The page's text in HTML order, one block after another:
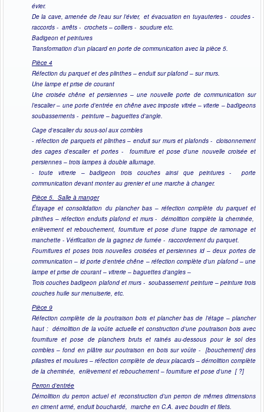
évier.
De la cave, amenée de l’eau sur l’évier, et évacuation en tuyauteries - coudes -
raccords - arrêts - crochets – colliers - soudure etc.
Badigeon et peintures
Transformation d’un placard en porte de communication avec la pièce 5.
Pièce 4
Réfection du parquet et des plinthes – enduit sur plafond – sur murs.
Une lampe et prise de courant
Une croisée chêne et persiennes – une nouvelle porte de communication sur
l’escalier – une porte d’entrée en chêne avec imposte vitrée – viterie – badigeons
soubassements - peinture – baguettes d’angle.
Cage d’escalier du sous-sol aux combles
- réfection de parquets et plinthes – enduit sur murs et plafonds - cloisonnement
des cages d’escalier et portes - fourniture et pose d’une nouvelle croisée et
persiennes – trois lampes à double allumage.
- toute vitrerie – badigeon trois couches ainsi que peintures - porte
communication devant monter au grenier et une marche à changer.
Pièce 5. Salle à manger
Étayage et consolidation du plancher bas – réfection complète du parquet et
plinthes – réfection enduits plafond et murs - démolition complète la cheminée,
enlèvement et rebouchement, fourniture et pose d’une trappe de ramonage et
manchette - Vérification de la gagnez de fumée - raccordement du parquet.
Fournitures et poses trois nouvelles croisées et persiennes id – deux portes de
communication – id porte d’entrée chêne – réfection complète d’un plafond – une
lampe et prise de courant – vitrerie – baguettes d’angles –
Trois couches badigeon plafond et murs - soubassement peinture – peinture trois
couches huile sur menuiserie, etc.
Pièce 9
Réfection complète de la poutraison bois et plancher bas de l’étage – plancher
haut : démolition de la voûte actuelle et construction d’une poutraison bois avec
fourniture et pose de planchers bruts et rainés au-dessous pour le sol des
combles – fond en plâtre sur poutraison en bois sur voûte - [bouchement] des
pilastres et moulures – réfection complète de deux placards – démolition complète
de la cheminée, enlèvement et rebouchement – fourniture et pose d’une [ ?]
Perron d’entrée
Démolition du perron actuel et reconstruction d’un perron de mêmes dimensions
en ciment armé, enduit bouchardé, marche en C.A. avec boudin et filets.